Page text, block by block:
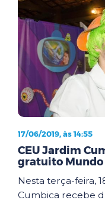
17/06/2019, às 14:55
CEU Jardim
gratuito Mundo
Nesta terça-feira,
Cumbica recebe